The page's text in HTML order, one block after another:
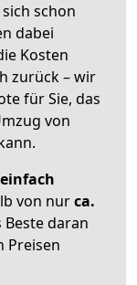
schon
dabei
Kosten
zurück – wir
für Sie, das
von
von nurca.
Beste daran
Preisen